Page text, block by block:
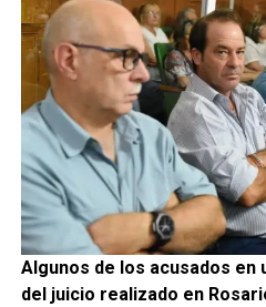
Algunos de los acusados en
del juicio realizado en